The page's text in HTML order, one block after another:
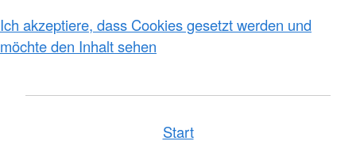
Ich akzeptiere, dass Cookies gesetzt werden und
möchte den Inhalt sehen
Start